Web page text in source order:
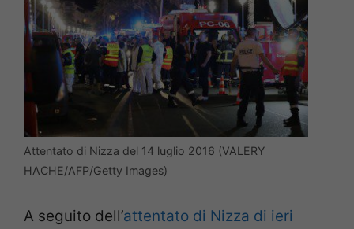
Attentato di Nizza del 14 luglio 2016 (VALERY
HACHE/AFP/Getty Images)
A seguito dell’attentato di Nizza di ieri